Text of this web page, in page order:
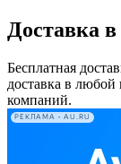
Доставка в
Бесплатная
доставка в
компаний.
РЕКЛАМА • AU.RU